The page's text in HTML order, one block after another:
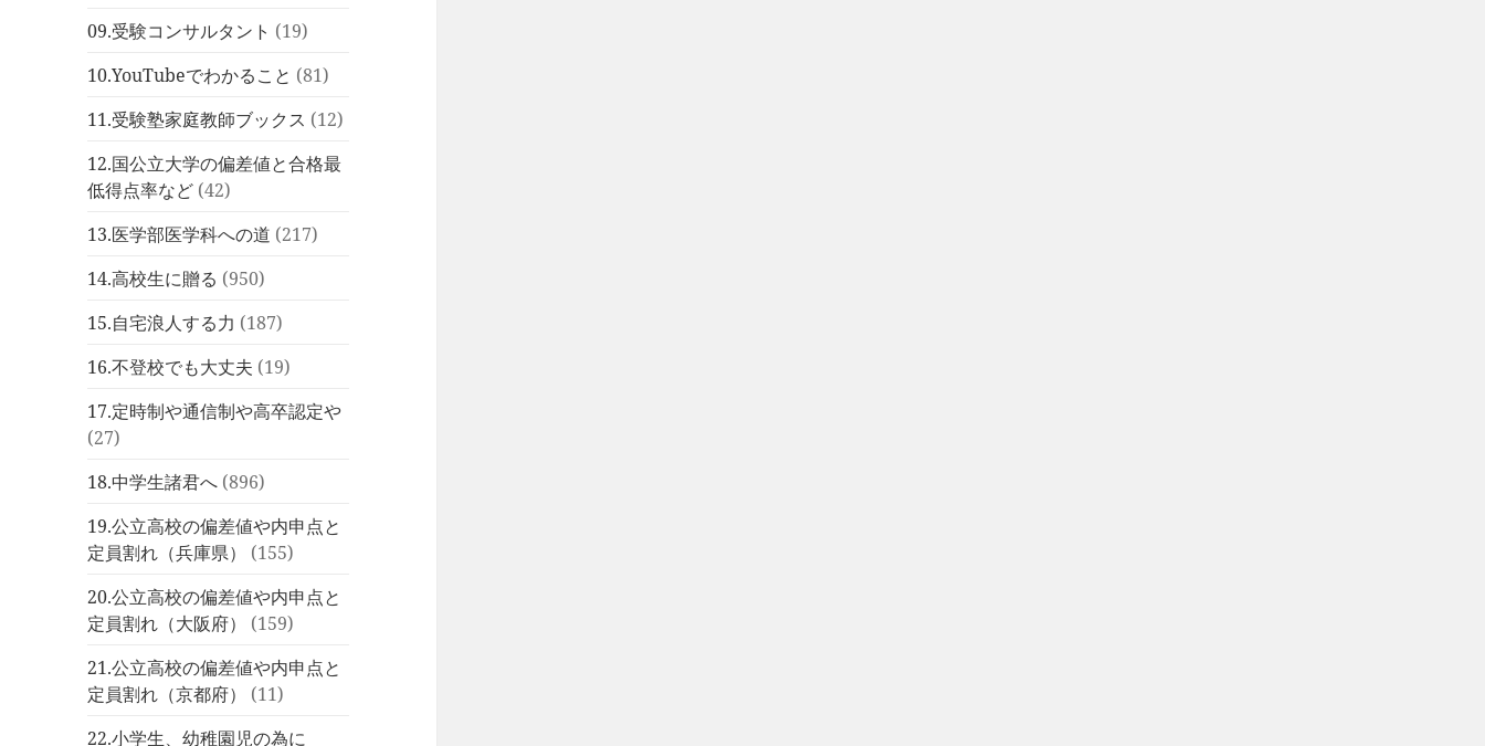
09.受験コンサルタント (19)
10.YouTubeでわかること (81)
11.受験塾家庭教師ブックス (12)
12.国公立大学の偏差値と合格最
低得点率など (42)
13.医学部医学科への道 (217)
14.高校生に贈る (950)
15.自宅浪人する力 (187)
16.不登校でも大丈夫 (19)
17.定時制や通信制や高卒認定や
(27)
18.中学生諸君へ (896)
19.公立高校の偏差値や内申点と
定員割れ（兵庫県）
(155)
20.公立高校の偏差値や内申点と
定員割れ（大阪府）
(159)
21.公立高校の偏差値や内申点と
定員割れ（京都府）
(11)
22.小学生、幼稚園児の為に